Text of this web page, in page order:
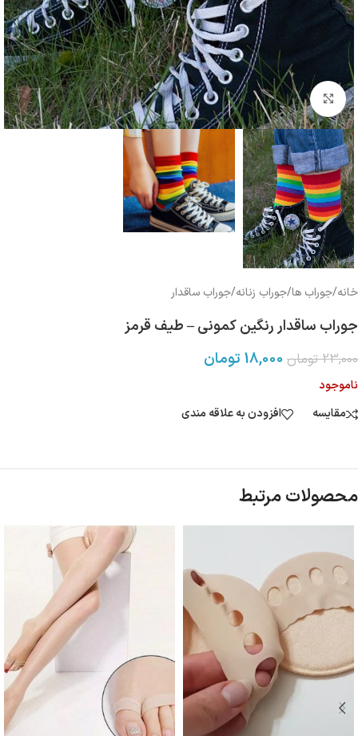
بزرگنمایی تصویر
خانه/جوراب ها/جوراب زنانه/جوراب ساقدار
جوراب ساقدار رنگین کمونی – طیف قرمز
23,000 تومان 18,000 تومان
ناموجود
مقایسه
افزودن به علاقه مندی
محصولات مرتبط